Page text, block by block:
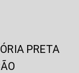
PRETA